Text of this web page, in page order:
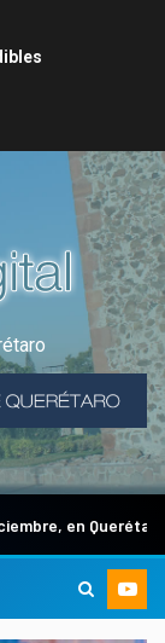
en Querétaro